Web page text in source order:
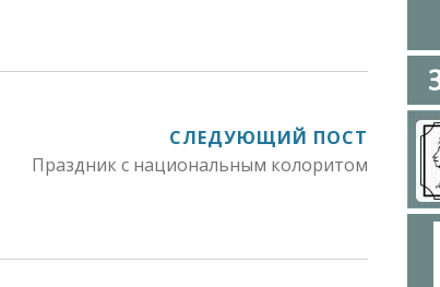
СЛЕДУЮЩИЙ ПОСТ
Праздник с национальным колоритом